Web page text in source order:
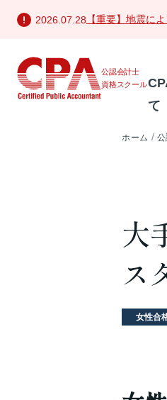
2026.07.28 【重要】地震に
公認会計士
資格スクール
て
ホーム
大
ス
女性合